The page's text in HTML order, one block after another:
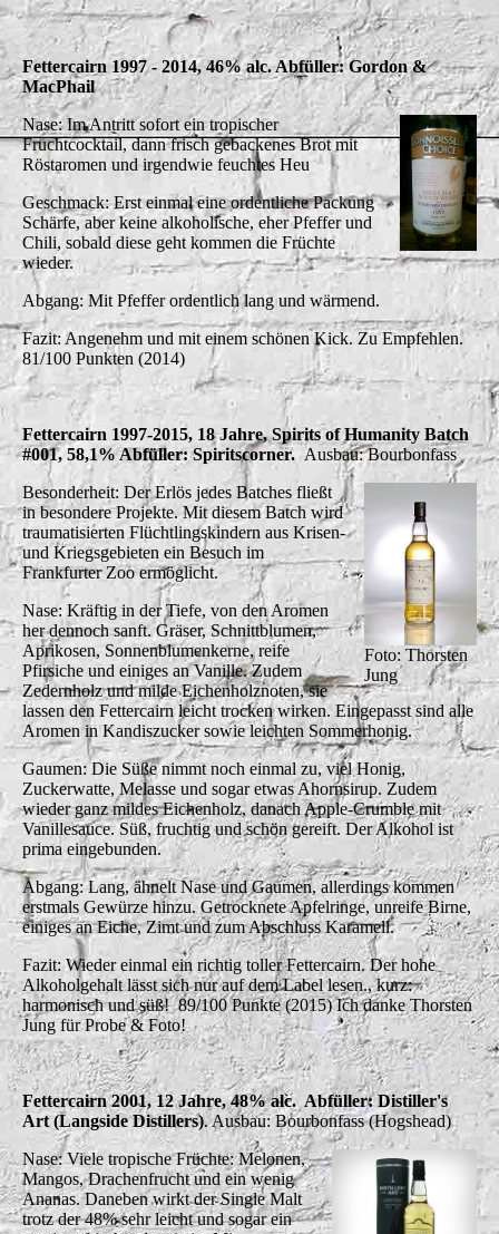
Fettercairn 1997 - 2014, 46% alc. Abfüller: Gordon &
MacPhail
Nase: Im Antritt sofort ein tropischer
Fruchtcocktail, dann frisch gebackenes Brot mit
Röstaromen und irgendwie feuchtes Heu
Geschmack: Erst einmal eine ordentliche Packung
Schärfe, aber keine alkoholische, eher Pfeffer und
Chili, sobald diese geht kommen die Früchte
wieder.
Abgang: Mit Pfeffer ordentlich lang und wärmend.
Fazit: Angenehm und mit einem schönen Kick. Zu Empfehlen.
81/100 Punkten (2014)
Fettercairn 1997-2015, 18 Jahre, Spirits of Humanity Batch
#001, 58,1% Abfüller: Spiritscorner. Ausbau: Bourbonfass
Foto: Thorsten
Jung
Besonderheit: Der Erlös jedes Batches fließt
in besondere Projekte. Mit diesem Batch wird
traumatisierten Flüchtlingskindern aus Krisen-
und Kriegsgebieten ein Besuch im
Frankfurter Zoo ermöglicht.
Nase: Kräftig in der Tiefe, von den Aromen
her dennoch sanft. Gräser, Schnittblumen,
Aprikosen, Sonnenblumenkerne, reife
Pfirsiche und einiges an Vanille. Zudem
Zedernholz und milde Eichenholznoten, sie
lassen den Fettercairn leicht trocken wirken. Eingepasst sind alle
Aromen in Kandiszucker sowie leichten Sommerhonig.
Gaumen: Die Süße nimmt noch einmal zu, viel Honig,
Zuckerwatte, Melasse und sogar etwas Ahornsirup. Zudem
wieder ganz mildes Eichenholz, danach Apple-Crumble mit
Vanillesauce. Süß, fruchtig und schön gereift. Der Alkohol ist
prima eingebunden.
Abgang: Lang, ähnelt Nase und Gaumen, allerdings kommen
erstmals Gewürze hinzu. Getrocknete Apfelringe, unreife Birne,
einiges an Eiche, Zimt und zum Abschluss Karamell.
Fazit: Wieder einmal ein richtig toller Fettercairn. Der hohe
Alkoholgehalt lässt sich nur auf dem Label lesen., kurz:
harmonisch und süß! 89/100 Punkte (2015) Ich danke Thorsten
Jung für Probe & Foto!
Fettercairn 2001, 12 Jahre, 48% alc. Abfüller: Distiller's
Art (Langside Distillers). Ausbau: Bourbonfass (Hogshead)
Nase: Viele tropische Früchte: Melonen,
Mangos, Drachenfrucht und ein wenig
Ananas. Daneben wirkt der Single Malt
trotz der 48% sehr leicht und sogar ein